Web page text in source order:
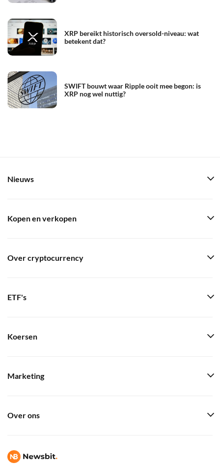
XRP bereikt historisch oversold-niveau: wat
betekent dat?
SWIFT bouwt waar Ripple ooit mee begon: is
XRP nog wel nuttig?
Nieuws
Kopen en verkopen
Over cryptocurrency
ETF's
Koersen
Marketing
Over ons